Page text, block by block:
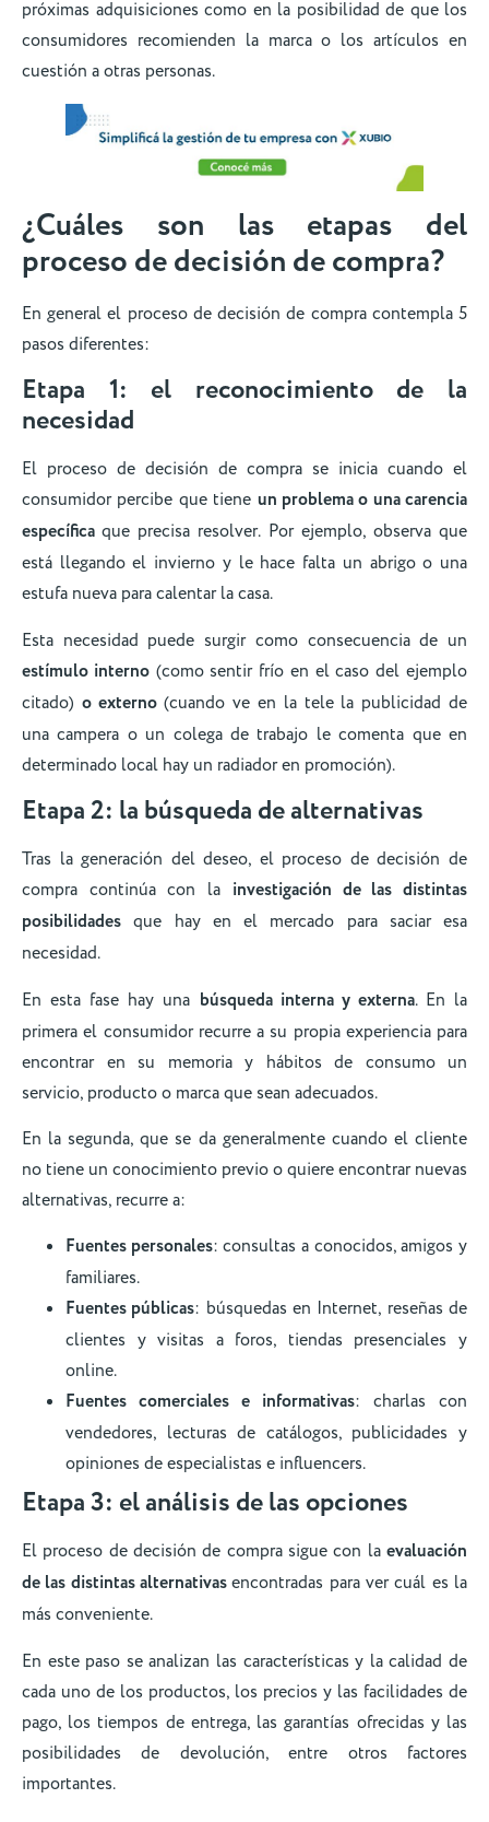
próximas adquisiciones como en la posibilidad de que los
consumidores recomienden la marca o los artículos en
cuestión a otras personas.
¿Cuáles son las etapas del
proceso de decisión de compra?
En general el proceso de decisión de compra contempla 5
pasos diferentes:
Etapa 1: el reconocimiento de la
necesidad
El proceso de decisión de compra se inicia cuando el
consumidor percibe que tiene un problema o una carencia
específicaque precisa resolver. Por ejemplo, observa que
está llegando el invierno y le hace falta un abrigo o una
estufa nueva para calentar la casa.
Esta necesidad puede surgir como consecuencia de un
estímulo interno(como sentir frío en el caso del ejemplo
citado) o externo(cuando ve en la tele la publicidad de
una campera o un colega de trabajo le comenta que en
determinado local hay un radiador en promoción).
Etapa 2: la búsqueda de alternativas
Tras la generación del deseo, el proceso de decisión de
compra continúa con la investigación de las distintas
posibilidades que hay en el mercado para saciar esa
necesidad.
En esta fase hay una búsqueda interna y externa. En la
primera el consumidor recurre a su propia experiencia para
encontrar en su memoria y hábitos de consumo un
servicio, producto o marca que sean adecuados.
En la segunda, que se da generalmente cuando el cliente
no tiene un conocimiento previo o quiere encontrar nuevas
alternativas, recurre a:
Fuentes personales: consultas a conocidos, amigos y
familiares.
Fuentes públicas: búsquedas en Internet, reseñas de
clientes y visitas a foros, tiendas presenciales y
online.
Fuentes comerciales e informativas: charlas con
vendedores, lecturas de catálogos, publicidades y
opiniones de especialistas e influencers.
Etapa 3: el análisis de las opciones
El proceso de decisión de compra sigue con la evaluación
de las distintas alternativasencontradas para ver cuál es la
más conveniente.
En este paso se analizan las características y la calidad de
cada uno de los productos, los precios y las facilidades de
pago, los tiempos de entrega, las garantías ofrecidas y las
posibilidades de devolución, entre otros factores
importantes.